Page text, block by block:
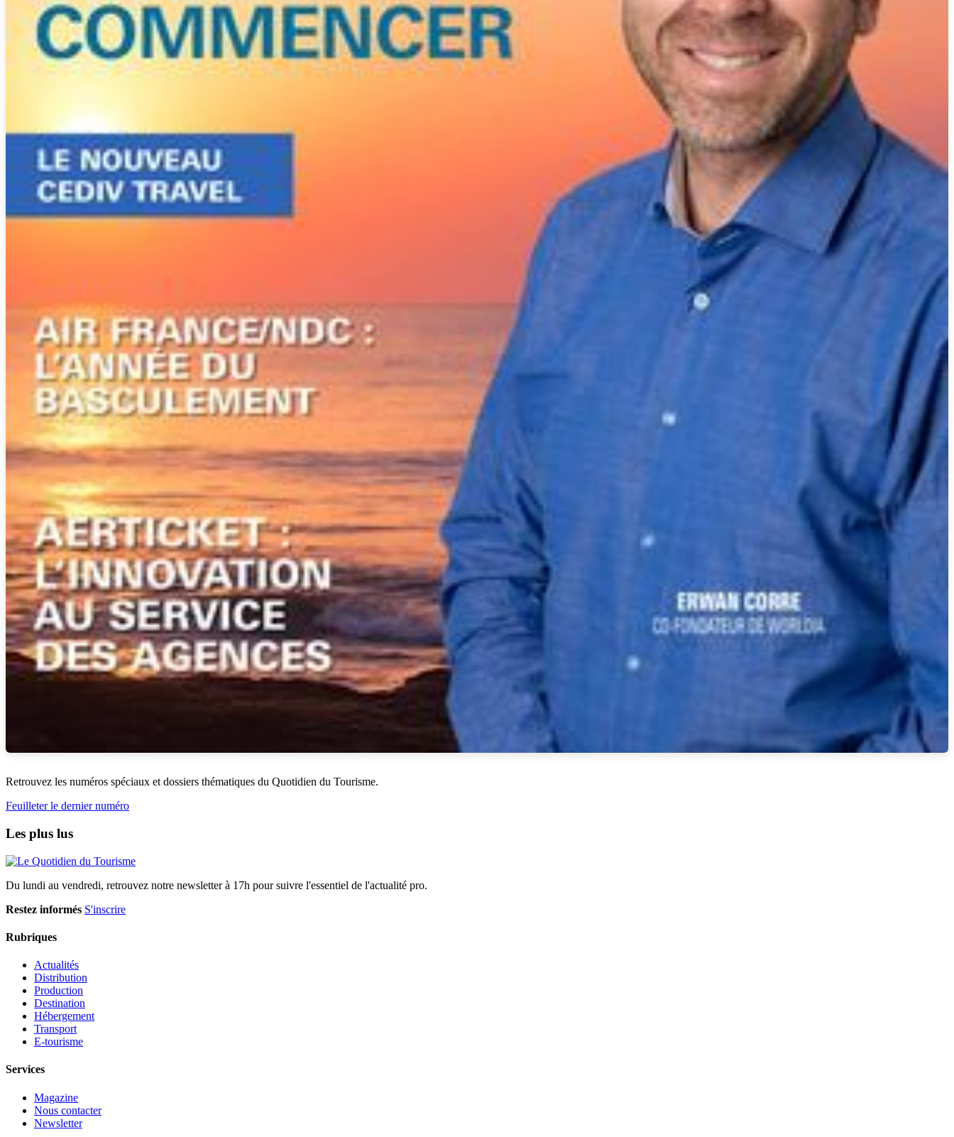
Retrouvez les numéros spéciaux et dossiers thématiques du Quotidien du Tourisme.
Feuilleter le dernier numéro
Les plus lus
Du lundi au vendredi, retrouvez notre newsletter à 17h pour suivre l'essentiel de l'actualité pro.
Restez informés S'inscrire
Rubriques
Actualités
Distribution
Production
Destination
Hébergement
Transport
E-tourisme
Services
Magazine
Nous contacter
Newsletter